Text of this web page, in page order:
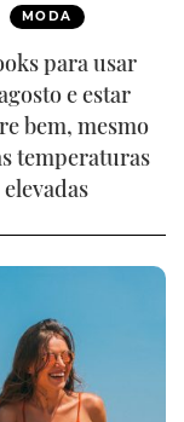
MODA
para usar
e estar
bem, mesmo
temperaturas
elevadas